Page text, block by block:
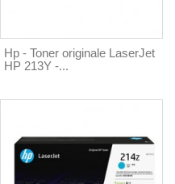
Hp - Toner originale LaserJet
HP 213Y -...